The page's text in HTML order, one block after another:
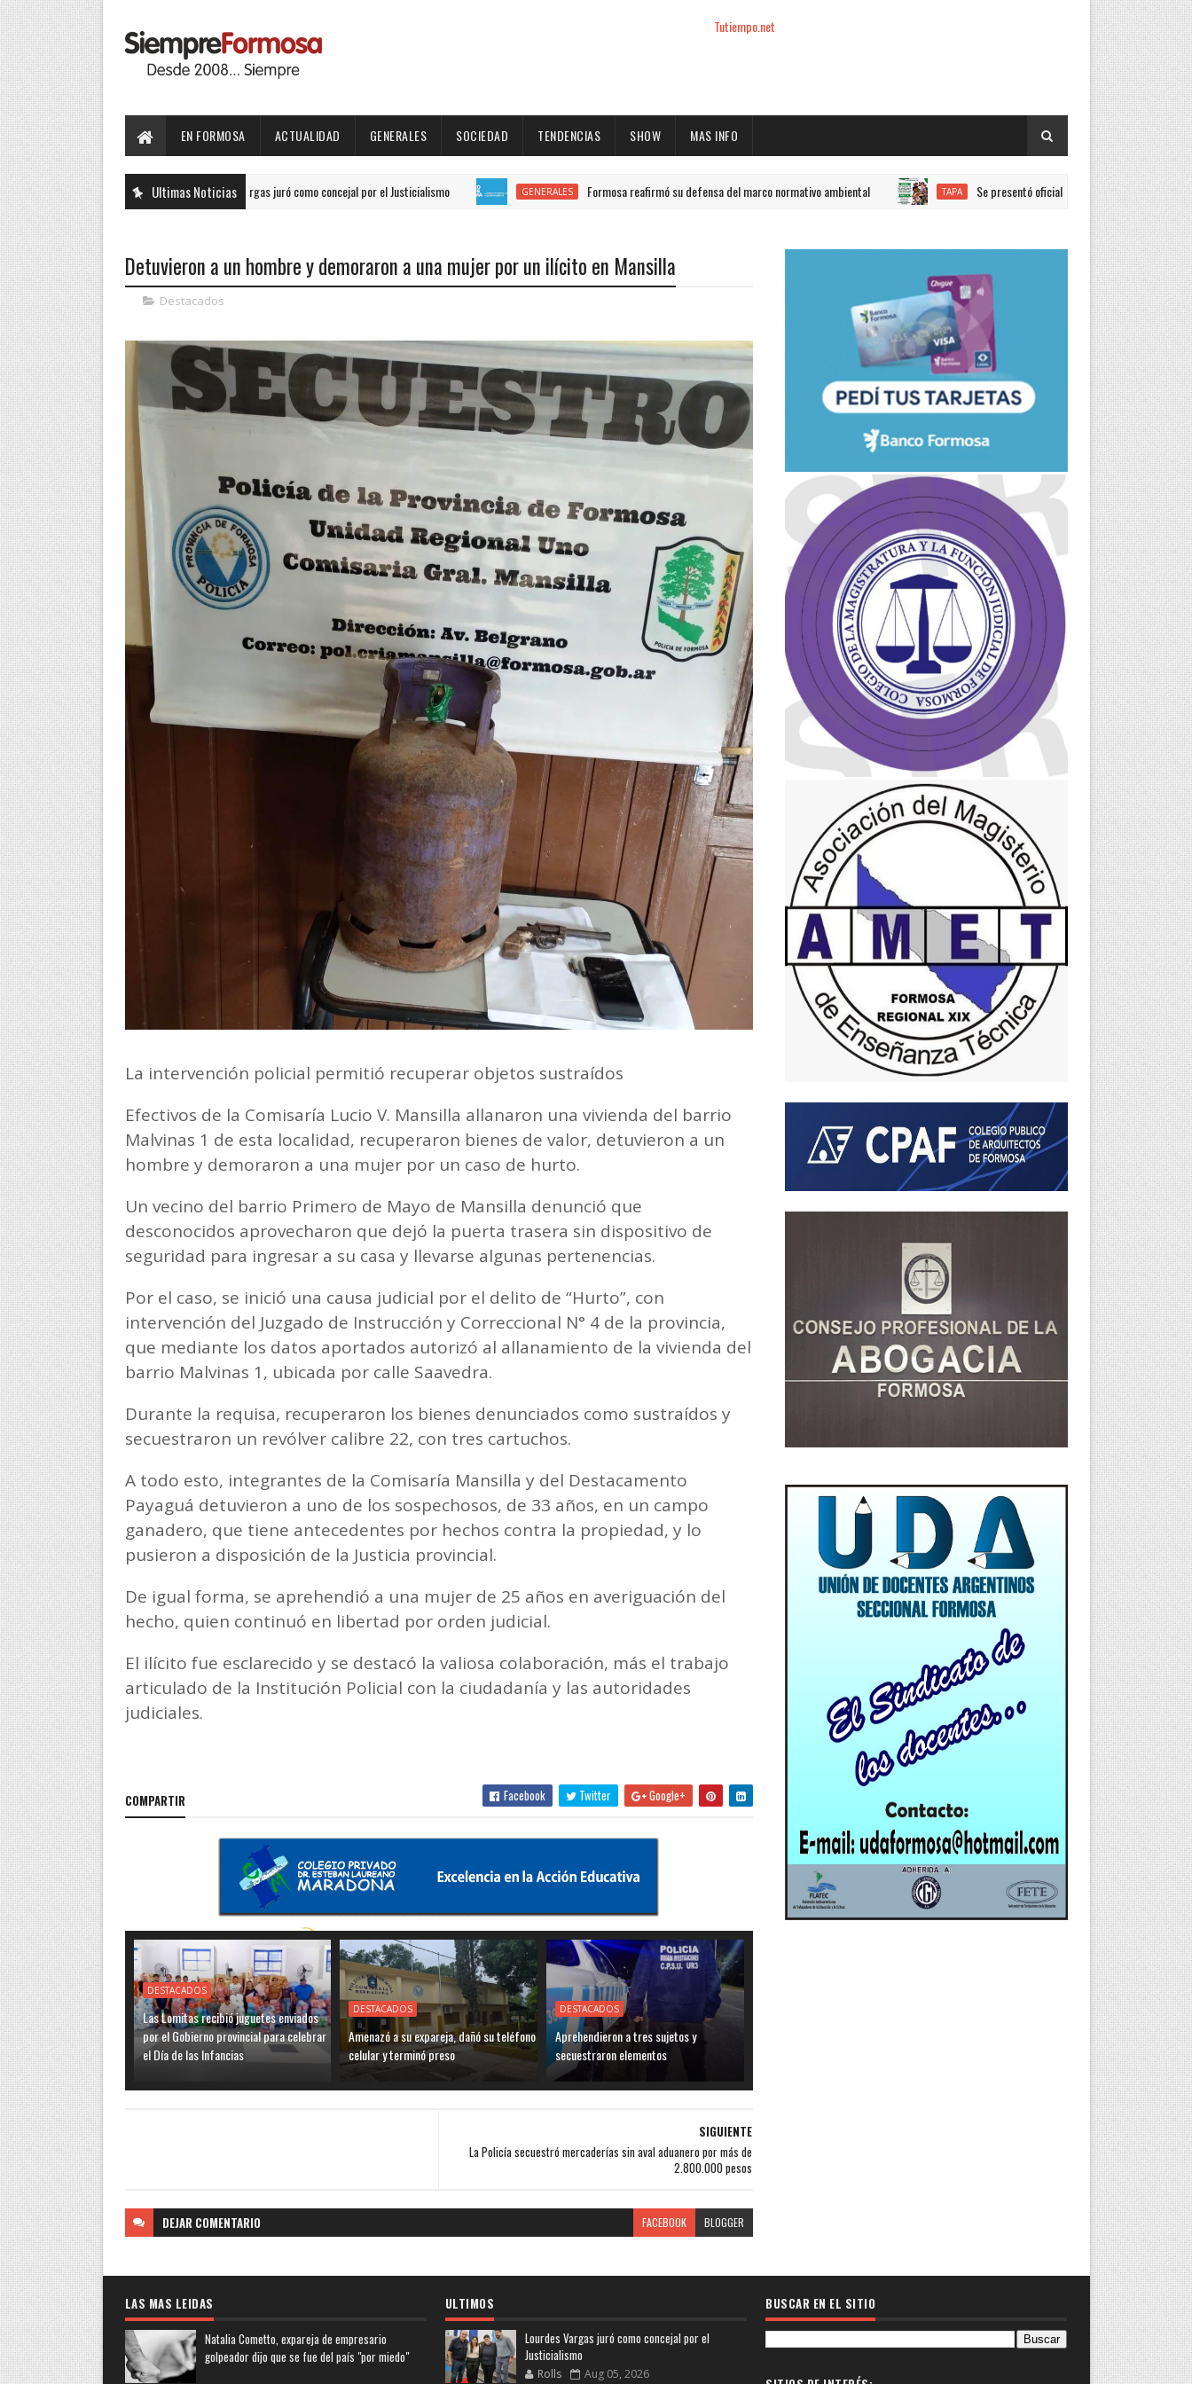
Tutiempo.net
EN FORMOSA ACTUALIDAD GENERALES SOCIEDAD TENDENCIAS SHOW MAS INFO
Ultimas Noticias
ACTUALIDAD Lourdes Vargas juró como concejal por el Justicialismo GENERALES Formosa reafirmó su defensa del marco normativo ambiental TAPA Se presentó oficialmente la nueva edición de la Fiesta
Detuvieron a un hombre y demoraron a una mujer por un ilícito en Mansilla
Destacados
La intervención policial permitió recuperar objetos sustraídos
Efectivos de la Comisaría Lucio V. Mansilla allanaron una vivienda del barrio
Malvinas 1 de esta localidad, recuperaron bienes de valor, detuvieron a un
hombre y demoraron a una mujer por un caso de hurto.
Un vecino del barrio Primero de Mayo de Mansilla denunció que
desconocidos aprovecharon que dejó la puerta trasera sin dispositivo de
seguridad para ingresar a su casa y llevarse algunas pertenencias.
Por el caso, se inició una causa judicial por el delito de “Hurto”, con
intervención del Juzgado de Instrucción y Correccional N° 4 de la provincia,
que mediante los datos aportados autorizó al allanamiento de la vivienda del
barrio Malvinas 1, ubicada por calle Saavedra.
Durante la requisa, recuperaron los bienes denunciados como sustraídos y
secuestraron un revólver calibre 22, con tres cartuchos.
A todo esto, integrantes de la Comisaría Mansilla y del Destacamento
Payaguá detuvieron a uno de los sospechosos, de 33 años, en un campo
ganadero, que tiene antecedentes por hechos contra la propiedad, y lo
pusieron a disposición de la Justicia provincial.
De igual forma, se aprehendió a una mujer de 25 años en averiguación del
hecho, quien continuó en libertad por orden judicial.
El ilícito fue esclarecido y se destacó la valiosa colaboración, más el trabajo
articulado de la Institución Policial con la ciudadanía y las autoridades
judiciales.
COMPARTIR Facebook Twitter Google+
DESTACADOS
Las Lomitas recibió juguetes enviados
por el Gobierno provincial para celebrar
el Día de las Infancias
DESTACADOS
Amenazó a su expareja, dañó su teléfono
celular y terminó preso
DESTACADOS
Aprehendieron a tres sujetos y
secuestraron elementos
SIGUIENTE
La Policía secuestró mercaderías sin aval aduanero por más de
2.800.000 pesos
DEJAR COMENTARIO FACEBOOK BLOGGER
LAS MAS LEIDAS
Natalia Cometto, expareja de empresario
golpeador dijo que se fue del país "por miedo"
ULTIMOS
Lourdes Vargas juró como concejal por el
Justicialismo
Rolls Aug 05, 2026
BUSCAR EN EL SITIO